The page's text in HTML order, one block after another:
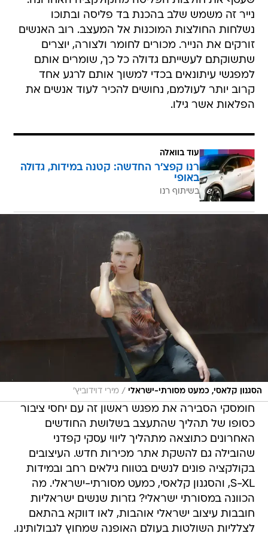
נייר זה משמש שלב בהכנת בד פליסה ובתוכו
נשלחות החולצות המוכנות אל המעצב. רוב האנשים
זורקים את הנייר. מכורים לחומר ולצורה, יוצרים
שתשוקתם לעשייתם גדולה כל כך, שומרים אותם
למפגשי עיתונאים בכדי למשוך אותם לרגע אחד
קרוב יותר לעולמם, נחושים להכיר לעוד אנשים את
הפלאות אשר גילו.
עוד בוואלה
רנו קפצ'ר החדשה: קטנה במידות, גדולה
באופי
בשיתוף רנו
הסגנון קלאסי, כמעט מסורתי-ישראלי / מירי דוידוביץ'
חומסקי הסבירה את מפגש ראשון זה עם יחסי ציבור
כסופו של תהליך שהתעצב בשלושת החודשים
האחרונים כתוצאה מתהליך ליווי עסקי קפדני
שהובילה גם להשקת אתר מכירות חדש. העיצובים
בקולקציה פונים לנשים בטווח גילאים רחב ובמידות
S-XL, והסגנון קלאסי, כמעט מסורתי-ישראלי. מה
הכוונה במסורתי ישראלי? גזרות שנשים ישראליות
חובבות עיצוב ישראלי אוהבות, לאו דווקא בהתאם
לצלליות השולטות בעולם האופנה שמחוץ לגבולותינו.